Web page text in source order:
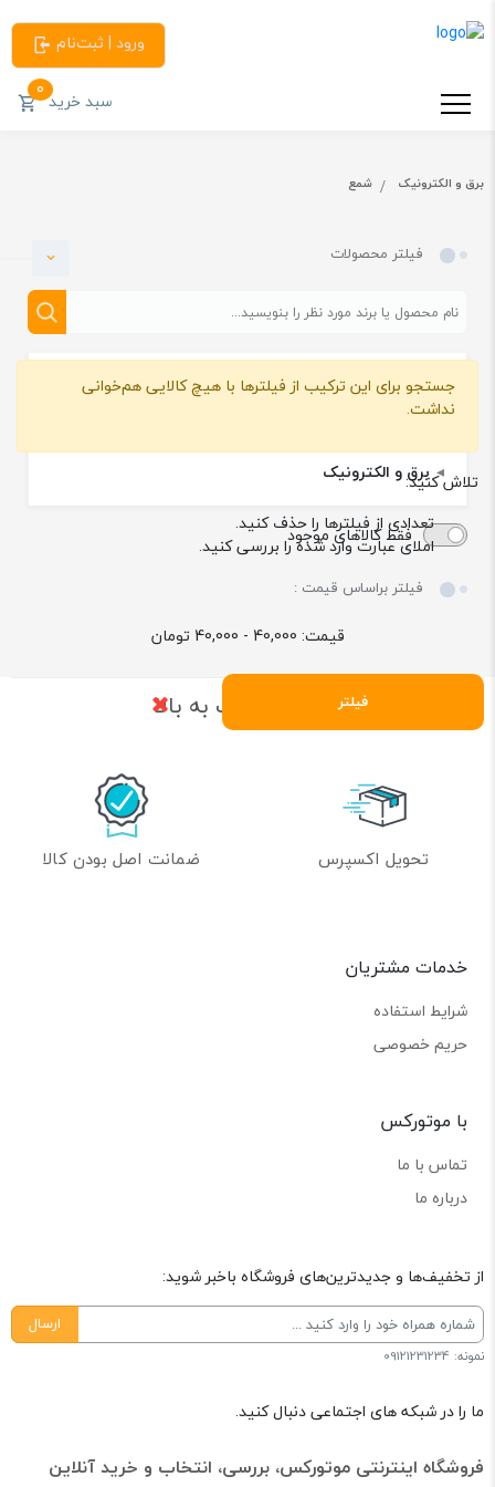
ورود | ثبت‌نام
سبد خرید0
برق و الکترونیک شمع
فیلتر محصولات
دسته بندی
برق و الکترونیک
فقط کالاهای موجود
فیلتر براساس قیمت :
قیمت: 40,000 - 40,000 تومان
فیلتر
جستجو برای این ترکیب از فیلترها با هیچ کالایی هم‌خوانی
نداشت.
تلاش کنید:
تعدادی از فیلترها را حذف کنید.
املای عبارت وارد شده را بررسی کنید.
بازگشت به بالا
تحویل اکسپرس ضمانت اصل بودن کالا
خدمات مشتریان
شرایط استفاده
حریم خصوصی
با موتورکس
تماس با ما
درباره ما
از تخفیف‌ها و جدیدترین‌های فروشگاه باخبر شوید:
ارسال
نمونه: 09121231234
ما را در شبکه های اجتماعی دنبال کنید.
فروشگاه اینترنتی موتورکس، بررسی، انتخاب و خرید آنلاین